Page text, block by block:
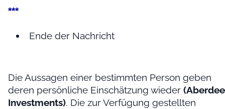
***
Ende der Nachricht
Die Aussagen einer bestimmten Person geben
deren persönliche Einschätzung wieder
Investments). Die zur Verfügung gestellten